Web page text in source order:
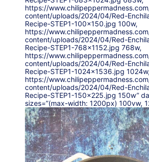
https://
content/uploads/2024/04/Red-
Recipe-STEP1-100×150.jpg 100w,
https://
content/uploads/2024/04/Red-
Recipe-STEP1-768×1152.jpg 768w,
https://
content/uploads/2024/04/Red-
Recipe-STEP1-1024×1536.jpg 1024w,
https://
content/uploads/2024/04/Red-
Recipe-STEP1-150×225.jpg 150w”
sizes=”(max-width: 1200px) 100vw,